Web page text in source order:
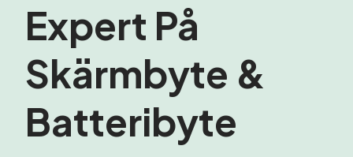
Expert På
Skärmbyte &
Batteribyte